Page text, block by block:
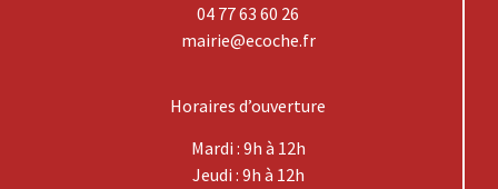
04 77 63 60 26
mairie@ecoche.fr
Horaires d’ouverture
Mardi : 9h à 12h
Jeudi : 9h à 12h